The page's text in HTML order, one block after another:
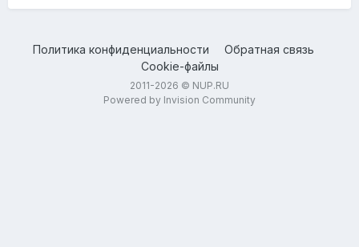
Политика конфиденциальности
Обратная связь
Cookie-файлы
2011-2026 © NUP.RU
Powered by Invision Community